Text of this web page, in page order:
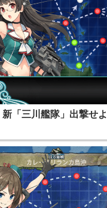
新「三川艦隊」出撃せ